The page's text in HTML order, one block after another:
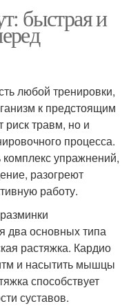
быстрая и
любой тренировки,
к предстоящим
риск травм, но и
процесса.
упражнений,
разогреют
работу.
два основных типа
растяжка. Кардио
и насытить мышцы
способствует
суставов.